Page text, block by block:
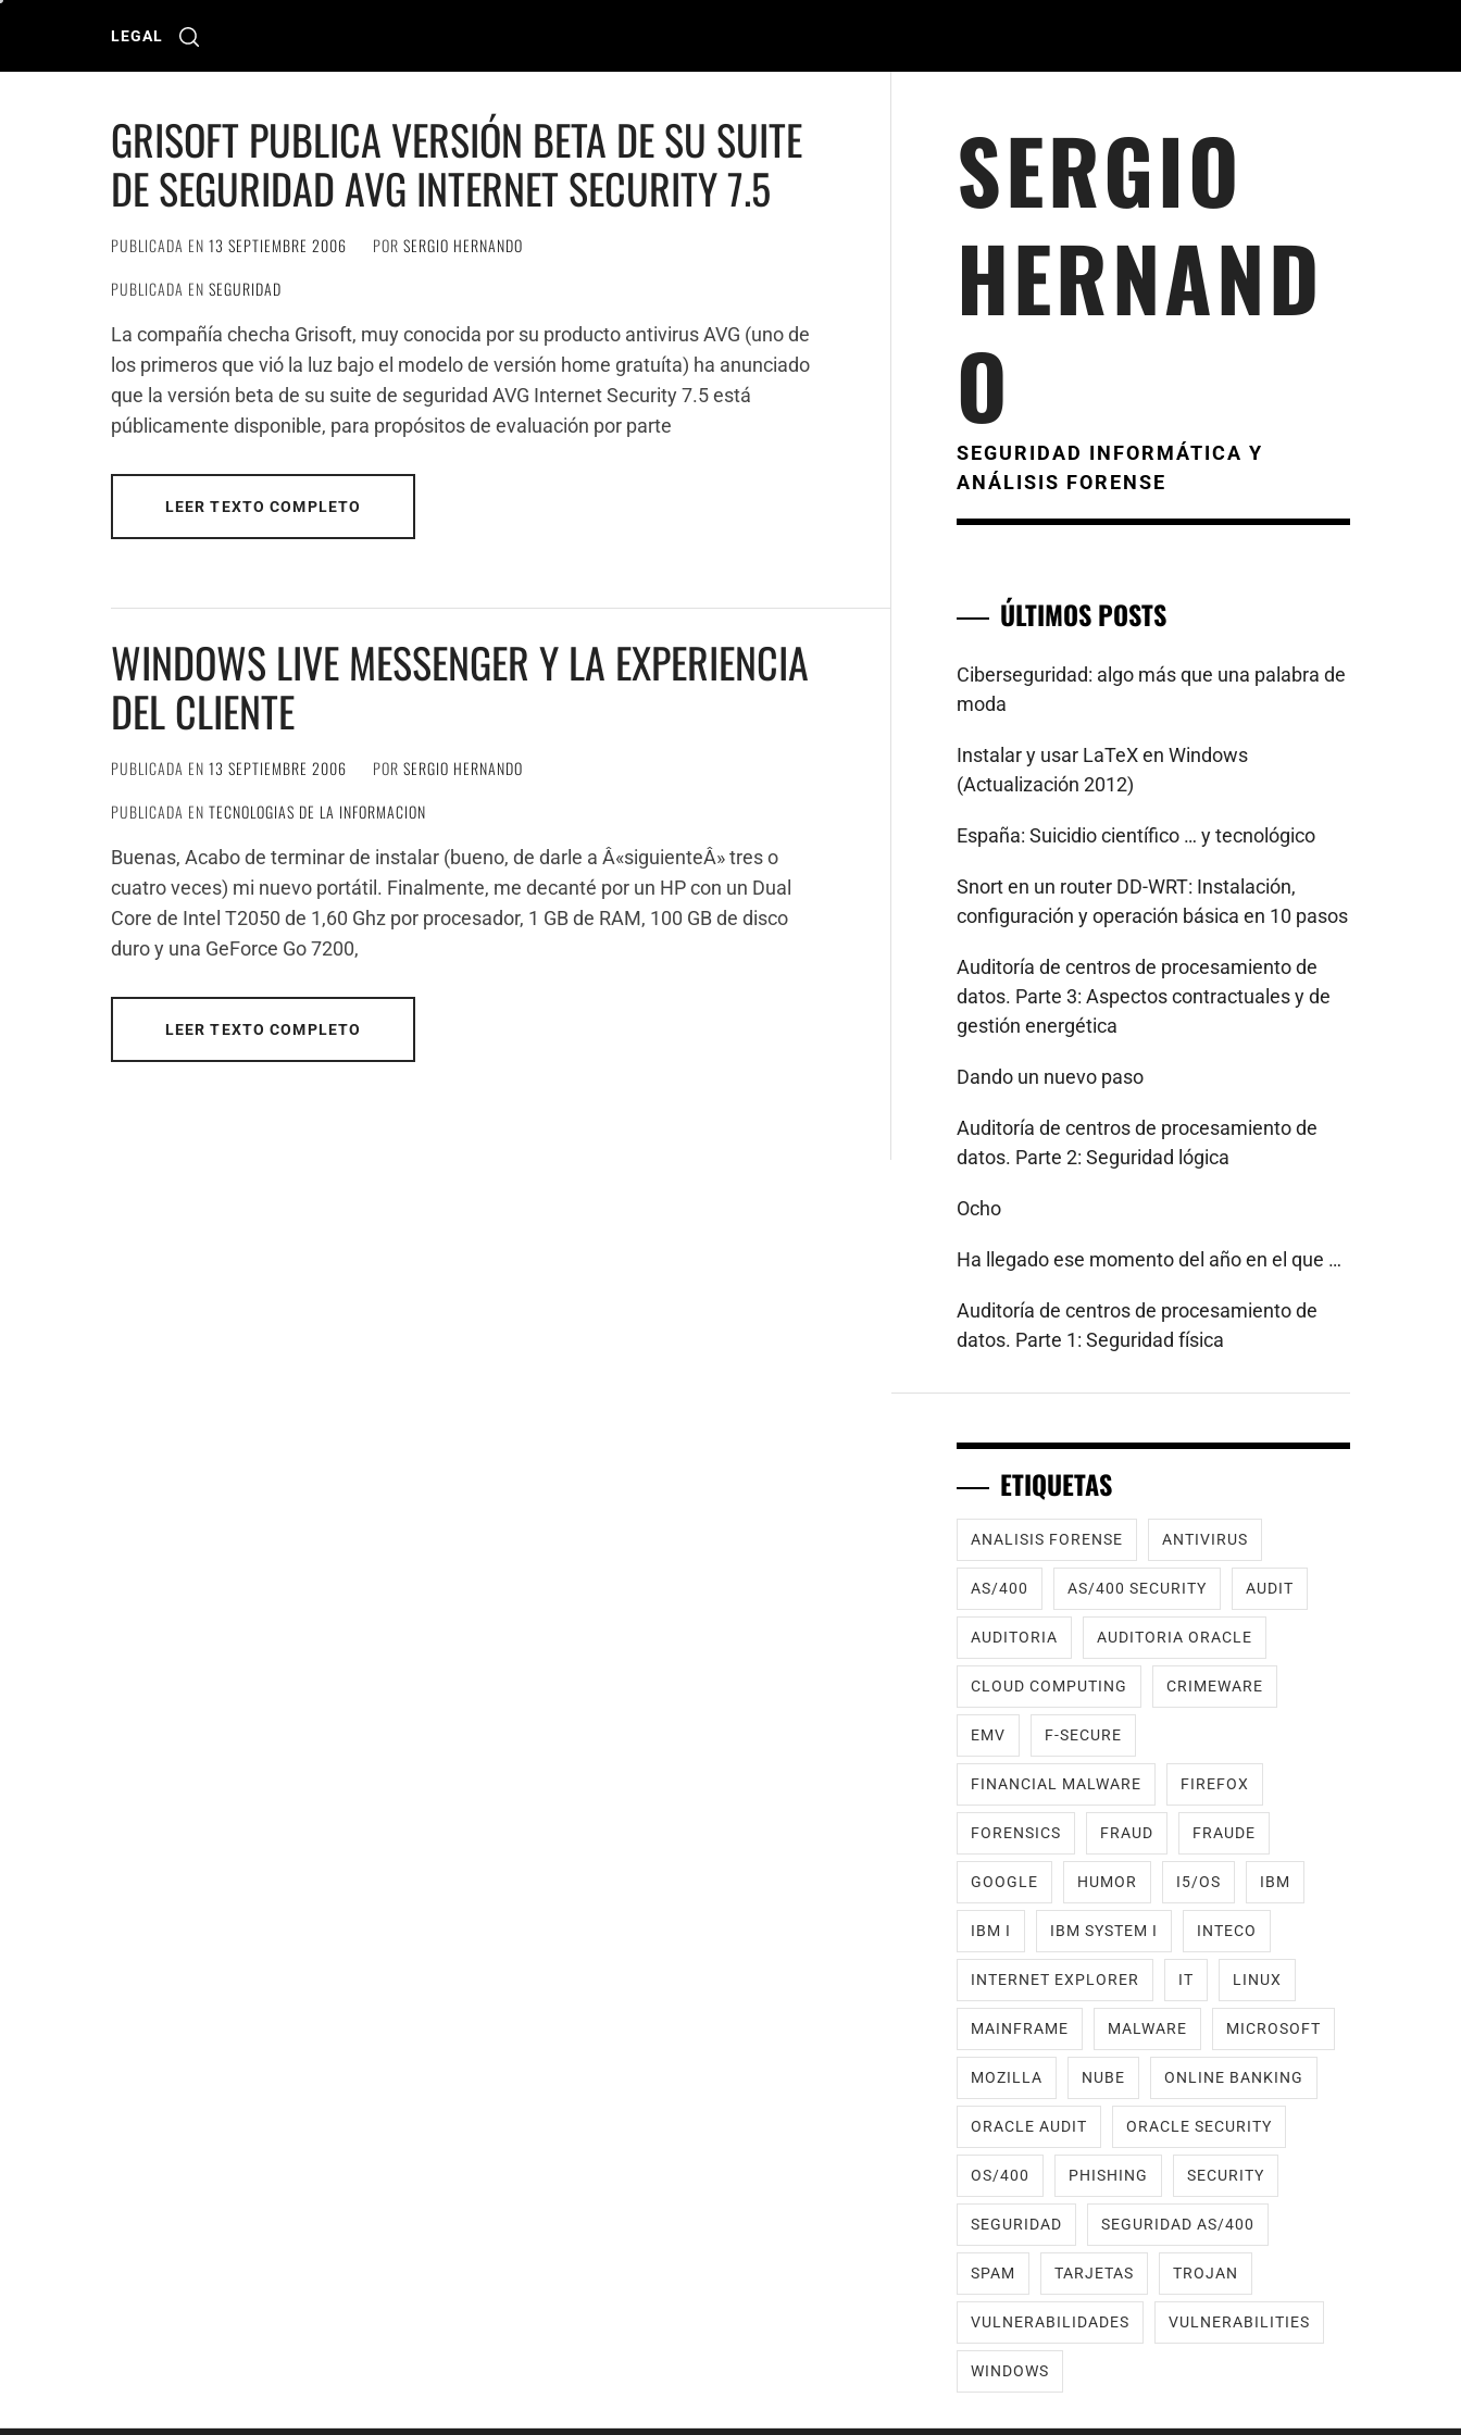
LEGAL
GRISOFT PUBLICA VERSIÓN BETA DE SU SUITE
DE SEGURIDAD AVG INTERNET SECURITY 7.5
PUBLICADA EN 13 SEPTIEMBRE 2006 POR SERGIO HERNANDO
PUBLICADA EN SEGURIDAD
La compañía checha Grisoft, muy conocida por su producto antivirus AVG (uno de
los primeros que vió la luz bajo el modelo de versión home gratuíta) ha anunciado
que la versión beta de su suite de seguridad AVG Internet Security 7.5 está
públicamente disponible, para propósitos de evaluación por parte
LEER TEXTO COMPLETO
WINDOWS LIVE MESSENGER Y LA EXPERIENCIA
DEL CLIENTE
PUBLICADA EN 13 SEPTIEMBRE 2006 POR SERGIO HERNANDO
PUBLICADA EN TECNOLOGIAS DE LA INFORMACION
Buenas, Acabo de terminar de instalar (bueno, de darle a Â«siguienteÂ» tres o
cuatro veces) mi nuevo portátil. Finalmente, me decanté por un HP con un Dual
Core de Intel T2050 de 1,60 Ghz por procesador, 1 GB de RAM, 100 GB de disco
duro y una GeForce Go 7200,
LEER TEXTO COMPLETO
SERGIO
HERNAND
O
SEGURIDAD INFORMÁTICA Y
ANÁLISIS FORENSE
ÚLTIMOS POSTS
Ciberseguridad: algo más que una palabra de
moda
Instalar y usar LaTeX en Windows
(Actualización 2012)
España: Suicidio científico … y tecnológico
Snort en un router DD-WRT: Instalación,
configuración y operación básica en 10 pasos
Auditoría de centros de procesamiento de
datos. Parte 3: Aspectos contractuales y de
gestión energética
Dando un nuevo paso
Auditoría de centros de procesamiento de
datos. Parte 2: Seguridad lógica
Ocho
Ha llegado ese momento del año en el que …
Auditoría de centros de procesamiento de
datos. Parte 1: Seguridad física
ETIQUETAS
ANALISIS FORENSE ANTIVIRUS
AS/400 AS/400 SECURITY AUDIT
AUDITORIA AUDITORIA ORACLE
CLOUD COMPUTING CRIMEWARE
EMV F-SECURE
FINANCIAL MALWARE FIREFOX
FORENSICS FRAUD FRAUDE
GOOGLE HUMOR I5/OS IBM
IBM I IBM SYSTEM I INTECO
INTERNET EXPLORER IT LINUX
MAINFRAME MALWARE MICROSOFT
MOZILLA NUBE ONLINE BANKING
ORACLE AUDIT ORACLE SECURITY
OS/400 PHISHING SECURITY
SEGURIDAD SEGURIDAD AS/400
SPAM TARJETAS TROJAN
VULNERABILIDADES VULNERABILITIES
WINDOWS